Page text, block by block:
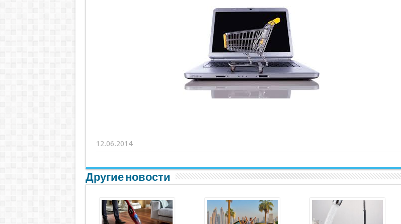
12.06.2014
Другие новости